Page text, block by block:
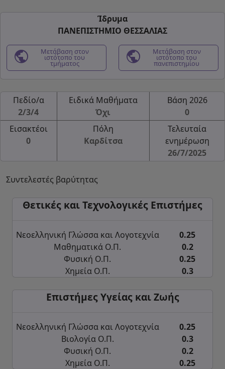
Ίδρυμα
ΠΑΝΕΠΙΣΤΗΜΙΟ ΘΕΣΣΑΛΙΑΣ
public Μετάβαση στον
ιστότοπο του
τμήματος public Μετάβαση στον
ιστότοπο του
πανεπιστημίου
Πεδίο/α
2/3/4
Ειδικά Μαθήματα
Όχι
Βάση 2026
0
Εισακτέοι
0
Πόλη
Καρδίτσα
Τελευταία
ενημέρωση
26/7/2025
Συντελεστές βαρύτητας
Θετικές και Τεχνολογικές Επιστήμες
Νεοελληνική Γλώσσα και Λογοτεχνία
0.25
Μαθηματικά Ο.Π.
0.2
Φυσική Ο.Π.
0.25
Χημεία Ο.Π.
0.3
Επιστήμες Υγείας και Ζωής
Νεοελληνική Γλώσσα και Λογοτεχνία
0.25
Βιολογία Ο.Π.
0.3
Φυσική Ο.Π.
0.2
Χημεία Ο.Π.
0.25